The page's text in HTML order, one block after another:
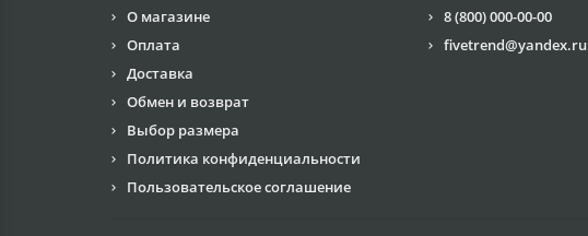
О магазине
Оплата
Доставка
Обмен и возврат
Выбор размера
Политика конфиденциальности
Пользовательское соглашение
8 (800) 000-00-00
fivetrend@yandex.ru